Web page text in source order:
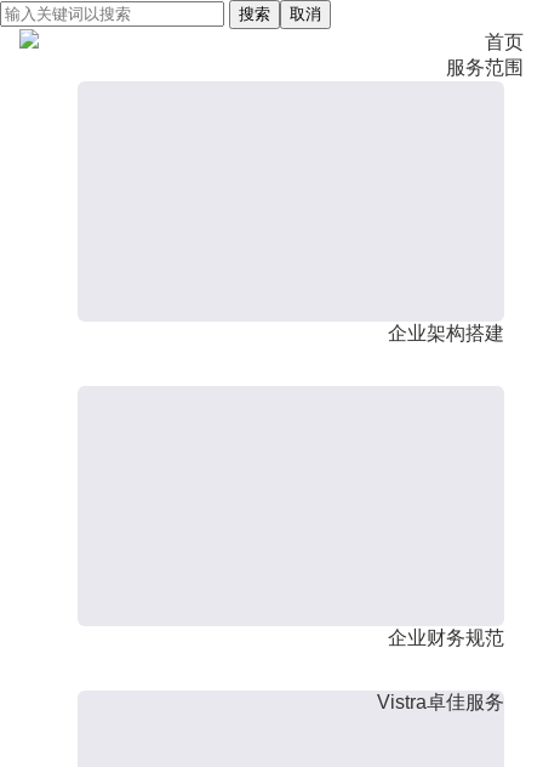
搜索 取消
首页
服务范围
企业架构搭建
企业财务规范
Vistra卓佳服务